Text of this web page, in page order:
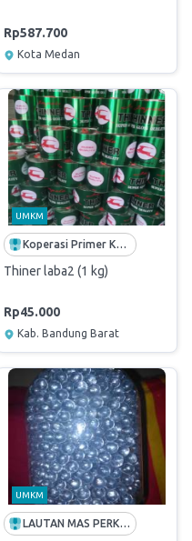
Rp587.700
Kota Medan
UMKM
Koperasi Primer Karyawan Perkebunan Montaya PTPN VIII Montaya
Thiner laba2 (1 kg)
Rp45.000
Kab. Bandung Barat
UMKM
LAUTAN MAS PERKASA